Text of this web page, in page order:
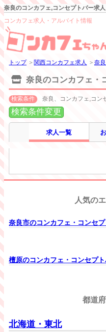
奈良のコンカフェ,コンセプトバー求
コンカフェ求人・アルバイト情報
トップ＞ 関西コンカフェ求人 ＞ 奈
奈良のコンカフェ・
検索条件 奈良、コンカフェ,コン
検索条件変更
求人一覧
人気の
奈良市のコンカフェ・コンセ
檀原のコンカフェ・コンセプ
都道
北海道・東北